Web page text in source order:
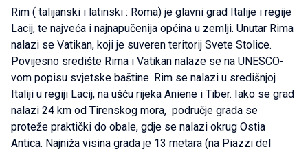
Rim ( talijanski i latinski : Roma) je glavni grad Italije i regije
Lacij, te najveća i najnapučenija općina u zemlji. Unutar Rima
nalazi se Vatikan, koji je suveren teritorij Svete Stolice.
Povijesno središte Rima i Vatikan nalaze se na UNESCO-
vom popisu svjetske baštine .Rim se nalazi u središnjoj
Italiji u regiji Lacij, na ušću rijeka Aniene i Tiber. Iako se grad
nalazi 24 km od Tirenskog mora, područje grada se
proteže praktički do obale, gdje se nalazi okrug Ostia
Antica. Najniža visina grada je 13 metara (na Piazzi del